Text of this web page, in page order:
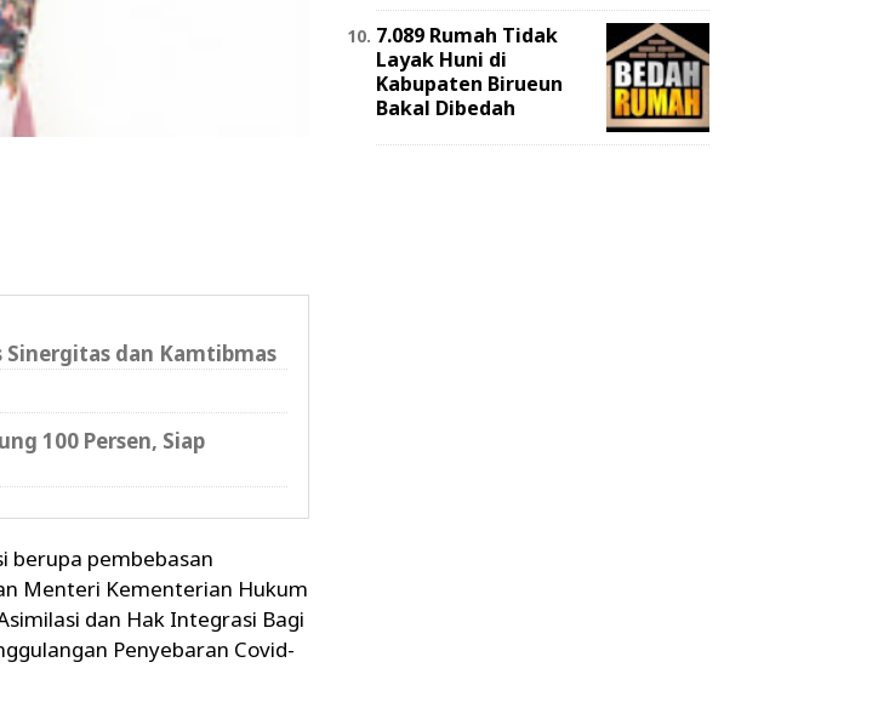
Sinergitas dan Kamtibmas
100 Persen, Siap
berupa pembebasan
Menteri Kementerian Hukum
dan Hak Integrasi Bagi
Penyebaran Covid-
7.089 Rumah Tidak
Layak Huni di
Kabupaten Birueun
Bakal Dibedah